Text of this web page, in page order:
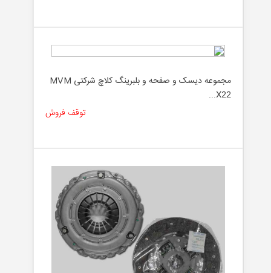
مجموعه دیسک و صفحه و بلبرینگ کلاچ شرکتی MVM
X22...
توقف فروش